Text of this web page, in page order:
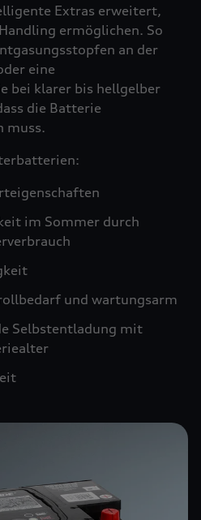
Extras erweitert,
ermöglichen. So
an der
eine
bei klarer bis hellgelber
die Batterie
muss.
im Sommer durch
und wartungsarm
Selbstentladung mit